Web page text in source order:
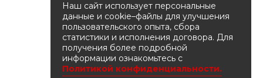
Наш сайт использует персональные
данные и cookie–файлы для улучшения
пользовательского опыта, сбора
статистики и исполнения договора. Для
получения более подробной
информации ознакомьтесь с
Политикой конфиденциальности.